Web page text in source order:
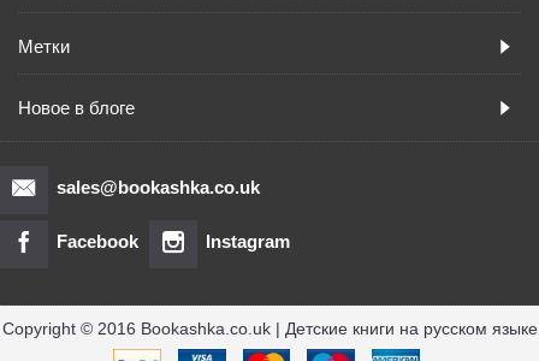
Метки
Новое в блоге
sales@bookashka.co.uk
Facebook Instagram
Copyright © 2016 Bookashka.co.uk | Детские книги на русском языке